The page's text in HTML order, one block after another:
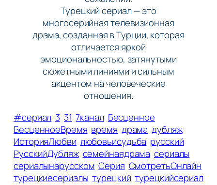
Турецкий сериал — это
многосерийная телевизионная
драма, созданная в Турции, которая
отличается яркой
эмоциональностью, затянутыми
сюжетными линиями и сильным
акцентом на человеческие
отношения.
#сериал 3 31 7канал Бесценное
БесценноеВремя время драма дубляж
ИсторияЛюбви любовьисудьба русский
РусскийДубляж семейнаядрама сериалы
сериалынарусском Серия СмотретьОнлайн
турецкиесериалы турецкий турецкийсериал